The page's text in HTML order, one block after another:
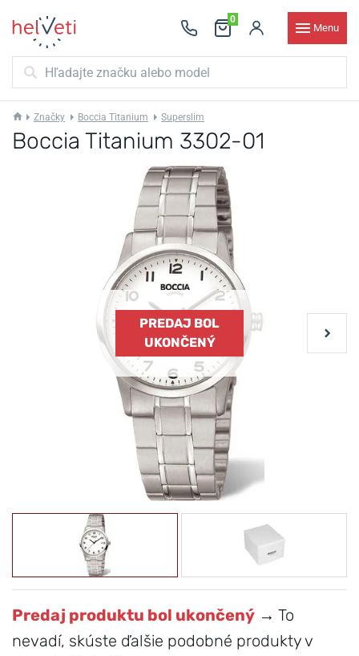
0
Menu
Značky Boccia Titanium Superslim
Boccia Titanium 3302-01
PREDAJ BOL
UKONČENÝ
Predaj produktu bol ukončený → To
nevadí, skúste ďalšie podobné produkty v